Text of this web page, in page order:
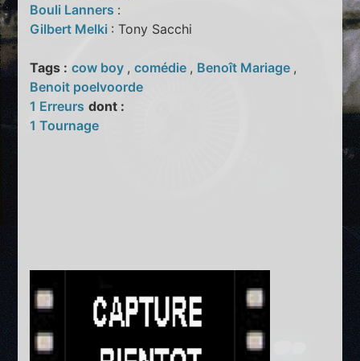
Bouli Lanners :
Gilbert Melki : Tony Sacchi
Tags : cow boy ,comédie , Benoît Mariage ,
Benoit poelvoorde
1 Erreurs dont :
1 Tournage